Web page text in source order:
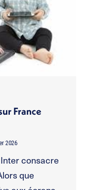
France
2026
consacre
que